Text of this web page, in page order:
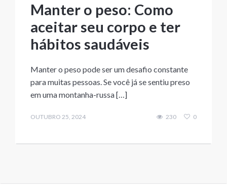
Manter o peso: Como
aceitar seu corpo e ter
hábitos saudáveis
Manter o peso pode ser um desafio constante
para muitas pessoas. Se você já se sentiu preso
em uma montanha-russa […]
OUTUBRO 25, 2024 230 0